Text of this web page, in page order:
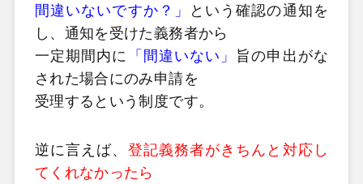
間違いないですか？」
という確認の通知を
し、通知を受けた義務者から
一定期間内に
「間違いない」 旨の申出がな
された場合にのみ申請を
受理するという制度です。
逆に言えば、 登記義務者がきちんと対応し
てくれなかったら